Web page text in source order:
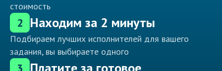
стоимость
2 Находим за 2 минуты
Подбираем лучших исполнителей для вашего
задания, вы выбираете одного
3